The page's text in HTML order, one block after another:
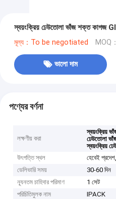
স্বয়ংক্রিয় ঢেউতোলা ভাঁজ শক্ত কাগজ
মূল্য：To be negotiated MOQ
ভালো দাম
পণ্যের বর্ণনা
লক্ষণীয় করা
স্বয়ংক্রিয়
ঢেউতোলা
স্বয়ংক্রিয়
উৎপত্তি স্থল
হেবেই
ডেলিভারি সময়
30-60 দিন
ন্যূনতম চাহিদার পরিমাণ
1 সেট
পরিচিতিমুলক নাম
IPACK